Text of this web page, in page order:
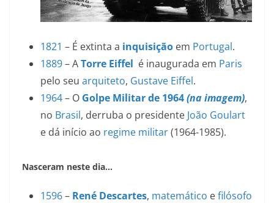
1821 – É extinta a inquisição em Portugal.
1889– ATorre Eiffel é inaugurada em Paris
pelo seu arquiteto, Gustave Eiffel.
1964– O Golpe Militar de 1964(na imagem),
no Brasil, derruba o presidente João Goulart
e dá início ao regime militar(1964-1985).
Nasceram neste dia…
1596– René Descartes, matemático efilósofo